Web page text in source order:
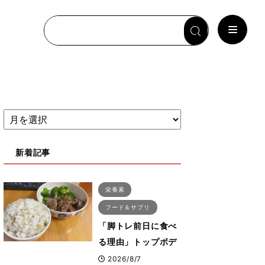
新着記事
栄養素
フード＆サプリ
「脚トレ前日に食べ
る理由」トップボデ
ィビルダーが愛用す
2026/8/7